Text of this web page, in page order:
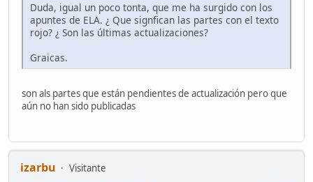
Duda, igual un poco tonta, que me ha surgido con los
apuntes de ELA. ¿ Que signfican las partes con el texto
rojo? ¿ Son las últimas actualizaciones?
Graicas.
son als partes que están pendientes de actualización pero que
aún no han sido publicadas
izarbu
Visitante